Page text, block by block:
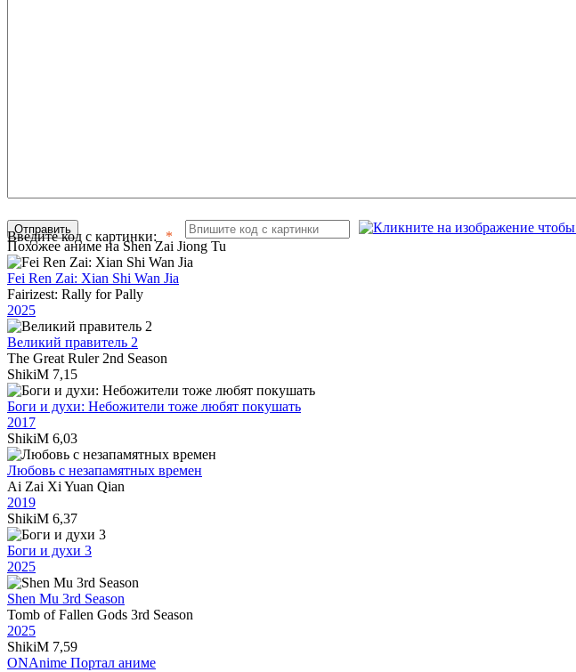
Введите код с картинки:
Отправить
Похожее аниме на Shen Zai Jiong Tu
Fei Ren Zai: Xian Shi Wan Jia
Fairizest: Rally for Pally
2025
Великий правитель 2
The Great Ruler 2nd Season
ShikiM 7,15
Боги и духи: Небожители тоже любят покушать
2017
ShikiM 6,03
Любовь с незапамятных времен
Ai Zai Xi Yuan Qian
2019
ShikiM 6,37
Боги и духи 3
2025
Shen Mu 3rd Season
Tomb of Fallen Gods 3rd Season
2025
ShikiM 7,59
ONAnime Портал аниме